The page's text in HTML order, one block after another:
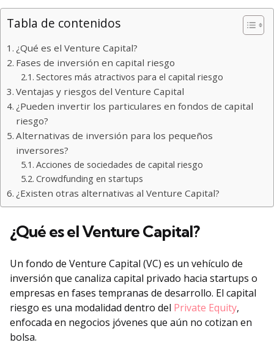
Tabla de contenidos
¿Qué es el Venture Capital?
Fases de inversión en capital riesgo
Sectores más atractivos para el capital riesgo
Ventajas y riesgos del Venture Capital
¿Pueden invertir los particulares en fondos de capital
riesgo?
Alternativas de inversión para los pequeños
inversores?
Acciones de sociedades de capital riesgo
Crowdfunding en startups
¿Existen otras alternativas al Venture Capital?
¿Qué es el Venture Capital?
Un fondo de Venture Capital (VC) es un vehículo de
inversión que canaliza capital privado hacia startups o
empresas en fases tempranas de desarrollo. El capital
riesgo es una modalidad dentro del Private Equity,
enfocada en negocios jóvenes que aún no cotizan en
bolsa.